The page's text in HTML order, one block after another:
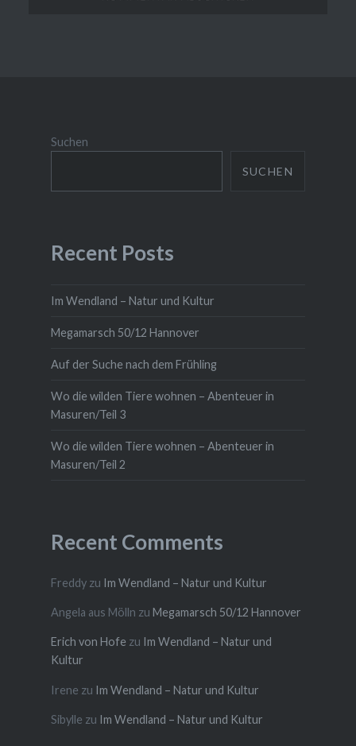
Suchen
SUCHEN
Recent Posts
Im Wendland – Natur und Kultur
Megamarsch 50/12 Hannover
Auf der Suche nach dem Frühling
Wo die wilden Tiere wohnen – Abenteuer in
Masuren/Teil 3
Wo die wilden Tiere wohnen – Abenteuer in
Masuren/Teil 2
Recent Comments
Freddyzu Im Wendland – Natur und Kultur
Angela aus Mölln zu Megamarsch 50/12 Hannover
Erich von Hofe zu Im Wendland – Natur und
Kultur
Irene zu Im Wendland – Natur und Kultur
Sibylle zu Im Wendland – Natur und Kultur